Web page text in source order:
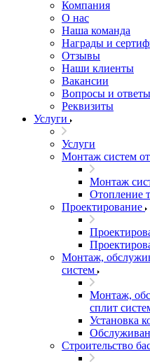
Компания
О нас
Наша команда
Награды и
Отзывы
Наши клиенты
Вакансии
Вопросы и ответы
Реквизиты
Услуги
Услуги
Монтаж систем
Монтаж
Отопление
Проектирование
Монтаж,
систем
Монтаж,
сплит
Установка
Строительство